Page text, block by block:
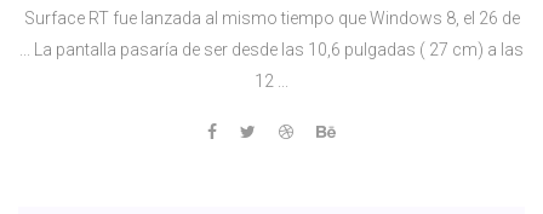
Surface RT fue lanzada al mismo tiempo que Windows 8, el 26 de
... La pantalla pasaría de ser desde las 10,6 pulgadas ( 27 cm) a las
12 ...